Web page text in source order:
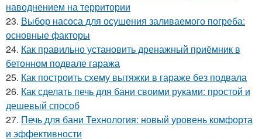
наводнением на территории
23. Выбор насоса для осушения заливаемого погреба:
основные факторы
24. Как правильно установить дренажный приёмник в
бетонном подвале гаража
25. Как построить схему вытяжки в гараже без подвала
26. Как сделать печь для бани своими руками: простой и
дешевый способ
27. Печь для бани Технология: новый уровень комфорта
и эффективности